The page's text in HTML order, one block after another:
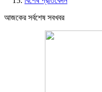
আজকের সর্বশেষ সবখবর